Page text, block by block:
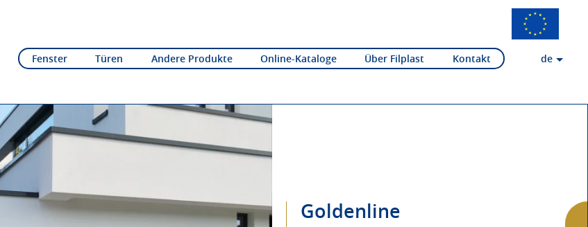
Fenster Türen Andere Produkte Online-Kataloge Über Filplast Kontakt de
Goldenline